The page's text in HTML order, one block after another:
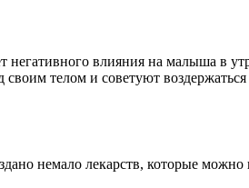
негативного влияния на малыша в
телом и советуют
немало лекарств, которые можно